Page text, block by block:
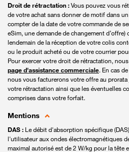
Droit de rétractation :Vous pouvez vous
de votre achat sans donner de motif dans
compter de la date de votre commande de
eSim, une demande de changement
lendemain de la réception de votre colis
ou le produit acheté ou de votre courrier
Pour exercer votre droit de rétractation,
page d'assistance commerciale. En cas
nous vous facturerons votre offre au
votre rétractation ainsi que les éventuelles
comprises dans votre forfait.
Mentions
DAS : Le débit d'absorption spécifique
l'utilisateur aux ondes électromagnétiques
maximal autorisé est de 2 W/kg pour la tête